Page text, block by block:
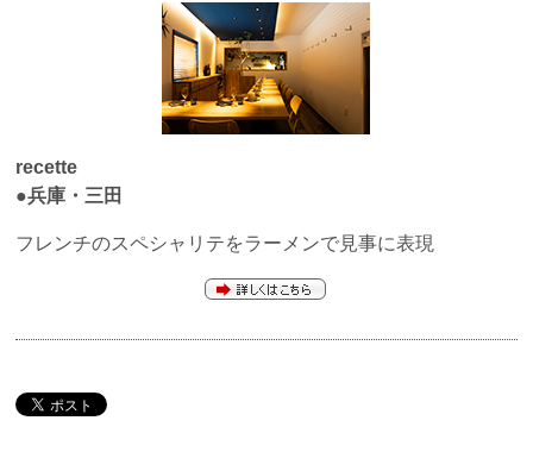
recette
●兵庫・三田
フレンチのスペシャリテをラーメンで見事に表現